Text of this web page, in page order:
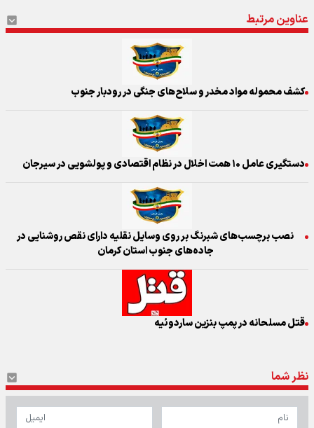
عناوین مرتبط
کشف محموله مواد مخدر و سلاح‌های جنگی در رودبار جنوب
دستگیری عامل ۱۰ همت اخلال در نظام اقتصادی و پولشویی در سیرجان
نصب برچسب‌های شبرنگ بر روی وسایل نقلیه دارای نقص روشنایی در
جاده‌های جنوب استان کرمان
قتل مسلحانه در پمپ بنزین ساردوئیه
نظر شما